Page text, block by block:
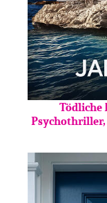
Tödliche